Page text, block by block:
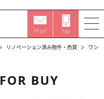
リノベーション済み物件・売買 ワン
BUY